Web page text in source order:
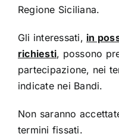
Regione Siciliana.
Gli interessati, in
richiesti, possono
partecipazione, nei
indicate nei Bandi.
Non saranno
termini fissati.